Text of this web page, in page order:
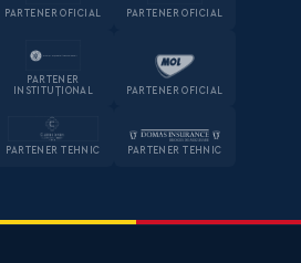
PARTENER OFICIAL PARTENER OFICIAL
PARTENER
INSTITUȚIONAL
PARTENER OFICIAL
PARTENER TEHNIC PARTENER TEHNIC